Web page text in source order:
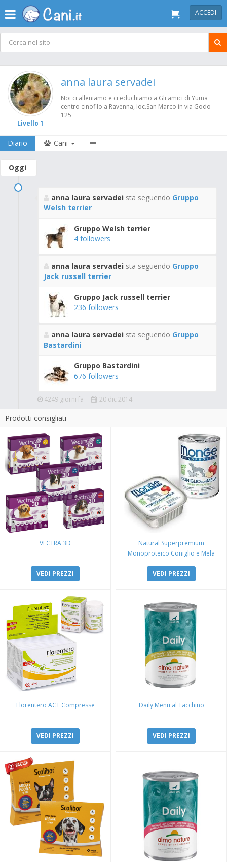
ACCEDI
Livello 1
anna laura servadei
Noi ci alleniamo e ci educhiamo a Gli amici di Yuma
centro cinofilo a Ravenna, loc.San Marco in via Godo
125
Diario Cani
Oggi
anna laura servadei sta seguendo Gruppo
Welsh terrier
Gruppo Welsh terrier
4 followers
anna laura servadei sta seguendo Gruppo
Jack russell terrier
Gruppo Jack russell terrier
236 followers
anna laura servadei sta seguendo Gruppo
Bastardini
Gruppo Bastardini
676 followers
4249 giorni fa 20 dic 2014
Prodotti consigliati
VECTRA 3D
VEDI PREZZI
Natural Superpremium
Monoproteico Coniglio e Mela
VEDI PREZZI
Florentero ACT Compresse
VEDI PREZZI
Daily Menu al Tacchino
VEDI PREZZI